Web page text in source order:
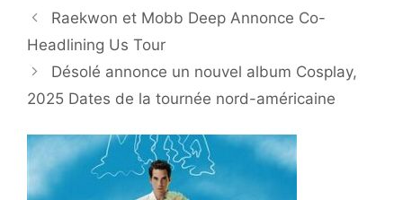
Raekwon et Mobb Deep Annonce Co-
Headlining Us Tour
Désolé annonce un nouvel album Cosplay,
2025 Dates de la tournée nord-américaine